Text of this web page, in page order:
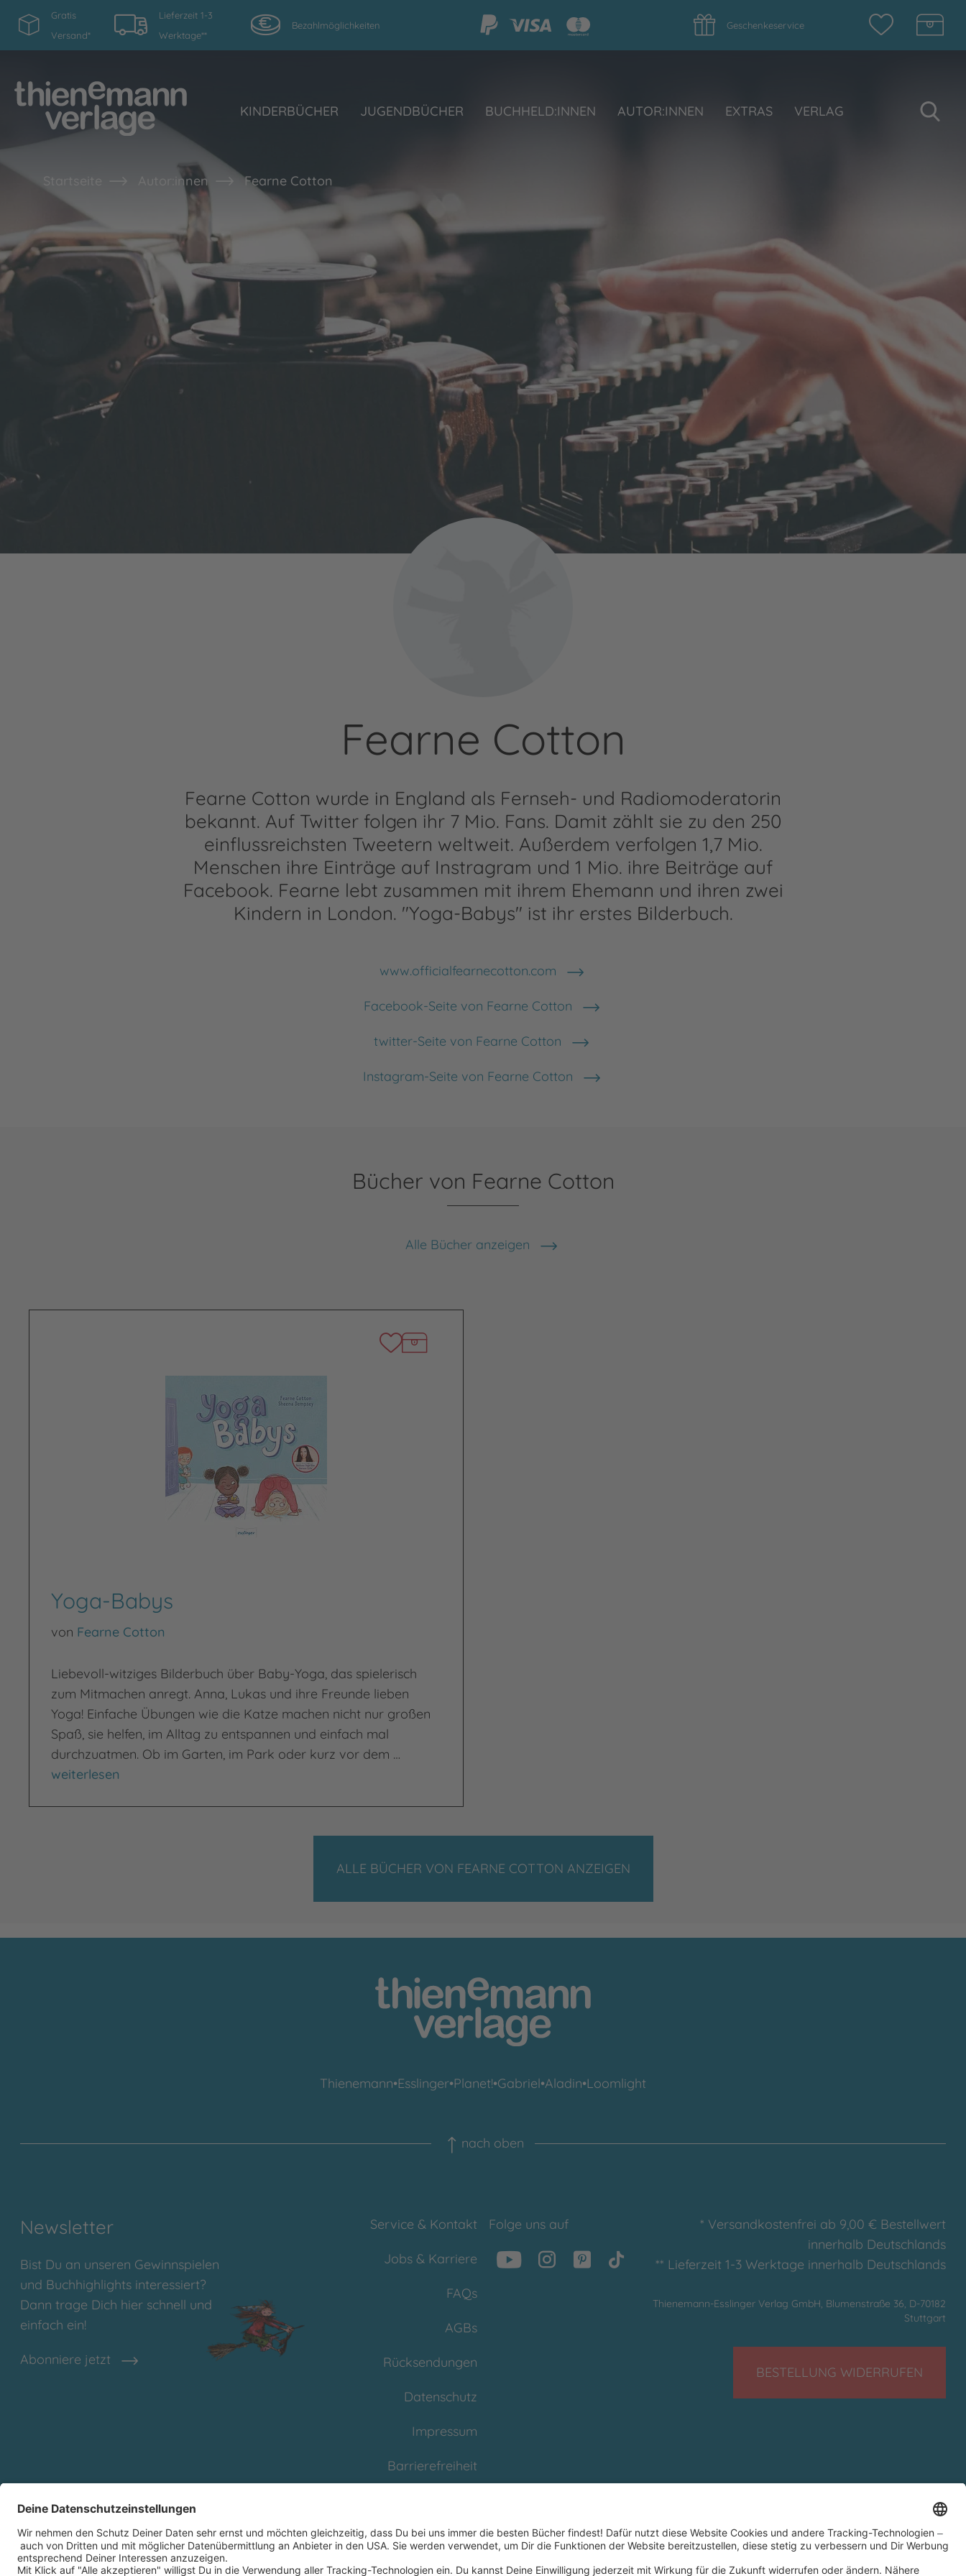
Gratis
Versand*
Lieferzeit 1-3
Werktage**
Bezahlmöglichkeiten Geschenkeservice
KINDERBÜCHER JUGENDBÜCHER BUCHHELD:INNEN AUTOR:INNEN EXTRAS VERLAG
Startseite Autor:innen Fearne Cotton
Fearne Cotton
Fearne Cotton wurde in England als Fernseh- und Radiomoderatorin
bekannt. Auf Twitter folgen ihr 7 Mio. Fans. Damit zählt sie zu den 250
einflussreichsten Tweetern weltweit. Außerdem verfolgen 1,7 Mio.
Menschen ihre Einträge auf Instragram und 1 Mio. ihre Beiträge auf
Facebook. Fearne lebt zusammen mit ihrem Ehemann und ihren zwei
Kindern in London. "Yoga-Babys" ist ihr erstes Bilderbuch.
www.officialfearnecotton.com
Facebook-Seite von Fearne Cotton
twitter-Seite von Fearne Cotton
Instagram-Seite von Fearne Cotton
Bücher von Fearne Cotton
Alle Bücher anzeigen
Yoga-Babys
von Fearne Cotton
Liebevoll-witziges Bilderbuch über Baby-Yoga, das spielerisch
zum Mitmachen anregt. Anna, Lukas und ihre Freunde lieben
Yoga! Einfache Übungen wie die Katze machen nicht nur großen
Spaß, sie helfen, im Alltag zu entspannen und einfach mal
durchzuatmen. Ob im Garten, im Park oder kurz vor dem …
Yoga-Babys
weiterlesen
ALLE BÜCHER VON FEARNE COTTON ANZEIGEN
Thienemann•Esslinger•Planet!•Gabriel•Aladin•Loomlight
nach oben
Newsletter
Bist Du an unseren Gewinnspielen
und Buchhighlights interessiert?
Dann trage Dich hier schnell und
einfach ein!
Abonniere jetzt
Service & Kontakt
Jobs & Karriere
FAQs
AGBs
Rücksendungen
Datenschutz
Impressum
Barrierefreiheit
Partnerprogramm
(Affiliate)
Folge uns auf
* Versandkostenfrei ab 9,00 € Bestellwert
innerhalb Deutschlands
** Lieferzeit 1-3 Werktage innerhalb Deutschlands
Thienemann-Esslinger Verlag GmbH, Blumenstraße 36, D-70182
Stuttgart
BESTELLUNG WIDERRUFEN